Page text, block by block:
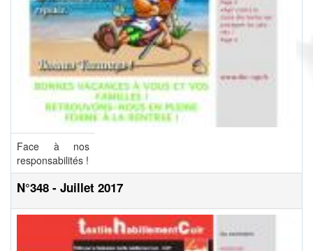
Face à nos
responsabilités !
N°348 - Juillet 2017